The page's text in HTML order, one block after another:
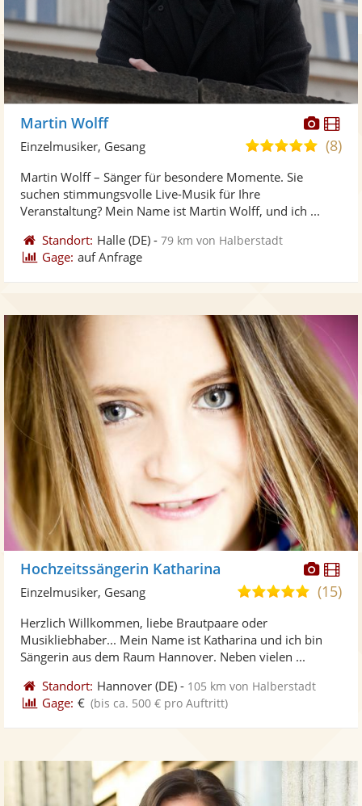
Martin Wolff
5,0(8)
Einzelmusiker, Gesang
Martin Wolff – Sänger für besondere Momente. Sie
suchen stimmungsvolle Live-Musik für Ihre
Veranstaltung? Mein Name ist Martin Wolff, und ich ...
Standort: Halle (DE) -79 km von Halberstadt
Gage: auf Anfrage
Hochzeitssängerin Katharina
5,0(15)
Einzelmusiker, Gesang
Herzlich Willkommen, liebe Brautpaare oder
Musikliebhaber... Mein Name ist Katharina und ich bin
Sängerin aus dem Raum Hannover. Neben vielen ...
Standort: Hannover (DE) - 105 km von Halberstadt
Gage: € (bis ca. 500 € pro Auftritt)